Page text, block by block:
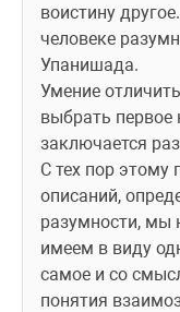
воистину
человеке
Упанишада.
Умение
выбрать первое
заключается
С тех пор
описаний,
разумности, мы
имеем в виду
самое и со
понятия